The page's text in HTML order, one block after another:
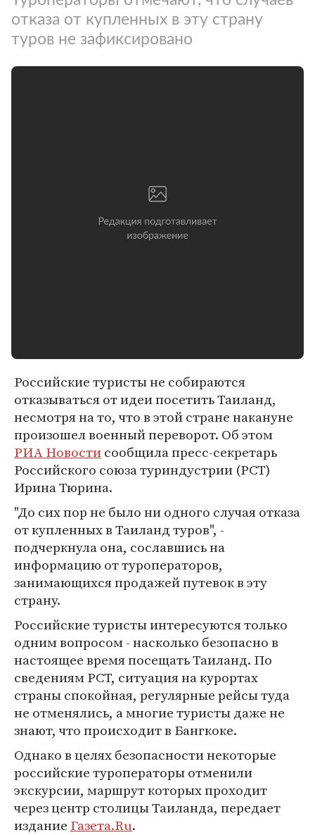
отказа от купленных в эту страну
туров не зафиксировано
Российские туристы не собираются
отказываться от идеи посетить Таиланд,
несмотря на то, что в этой стране накануне
произошел военный переворот. Об этом
РИА Новостисообщила пресс-секретарь
Российского союза туриндустрии (РСТ)
Ирина Тюрина.
"До сих пор не было ни одного случая отказа
от купленных в Таиланд туров", -
подчеркнула она, сославшись на
информацию от туроператоров,
занимающихся продажей путевок в эту
страну.
Российские туристы интересуются только
одним вопросом - насколько безопасно в
настоящее время посещать Таиланд. По
сведениям РСТ, ситуация на курортах
страны спокойная, регулярные рейсы туда
не отменялись, а многие туристы даже не
знают, что происходит в Бангкоке.
Однако в целях безопасности некоторые
российские туроператоры отменили
экскурсии, маршрут которых проходит
через центр столицы Таиланда, передает
издание Газета.Ru.